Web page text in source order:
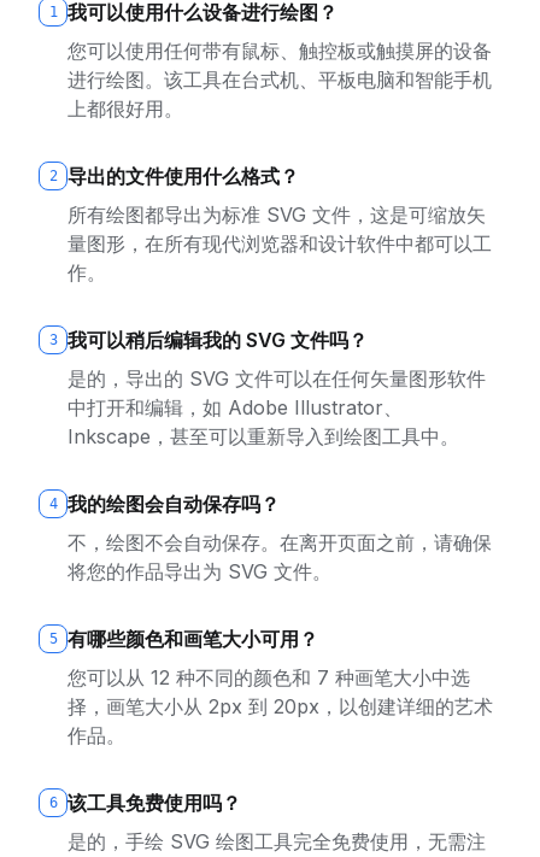
1
我可以使用什么设备进行绘图？
您可以使用任何带有鼠标、触控板或触摸屏的设备
进行绘图。该工具在台式机、平板电脑和智能手机
上都很好用。
2
导出的文件使用什么格式？
所有绘图都导出为标准 SVG 文件，这是可缩放矢
量图形，在所有现代浏览器和设计软件中都可以工
作。
3
我可以稍后编辑我的 SVG 文件吗？
是的，导出的 SVG 文件可以在任何矢量图形软件
中打开和编辑，如 Adobe Illustrator、
Inkscape，甚至可以重新导入到绘图工具中。
4
我的绘图会自动保存吗？
不，绘图不会自动保存。在离开页面之前，请确保
将您的作品导出为 SVG 文件。
5
有哪些颜色和画笔大小可用？
您可以从 12 种不同的颜色和 7 种画笔大小中选
择，画笔大小从 2px 到 20px，以创建详细的艺术
作品。
6
该工具免费使用吗？
是的，手绘 SVG 绘图工具完全免费使用，无需注